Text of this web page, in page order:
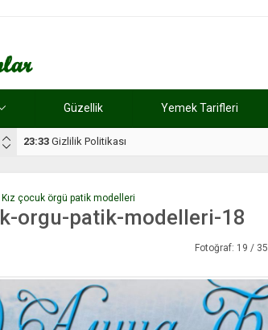
Güzellik Yemek Tarifleri
17:08 Dilan, düğününe 5 gün kala hayatını kaybetti
Kız çocuk örgü patik modelleri
orgu-patik-modelleri-18
Fotoğraf: 19 / 35